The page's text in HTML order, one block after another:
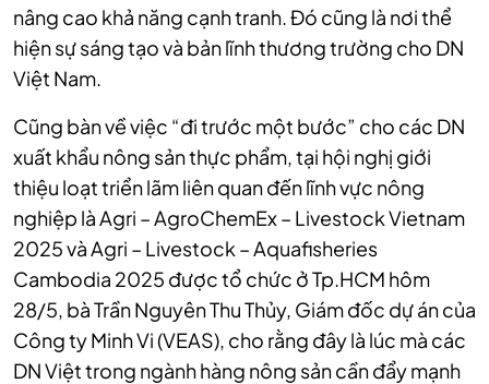
nâng cao khả năng cạnh tranh. Đó cũng là nơi thể
hiện sự sáng tạo và bản lĩnh thương trường cho DN
Việt Nam.
Cũng bàn về việc “đi trước một bước” cho các DN
xuất khẩu nông sản thực phẩm, tại hội nghị giới
thiệu loạt triển lãm liên quan đến lĩnh vực nông
nghiệp là Agri – AgroChemEx – Livestock Vietnam
2025 và Agri – Livestock – Aquafisheries
Cambodia 2025 được tổ chức ở Tp.HCM hôm
28/5, bà Trần Nguyên Thu Thủy, Giám đốc dự án của
Công ty Minh Vi (VEAS), cho rằng đây là lúc mà các
DN Việt trong ngành hàng nông sản cần đẩy mạnh